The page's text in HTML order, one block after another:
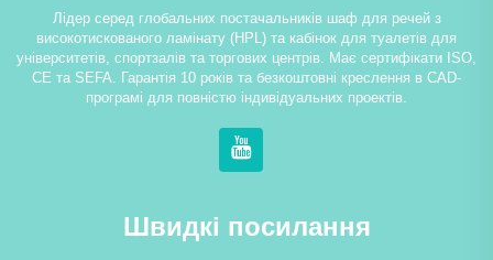
Лідер серед глобальних постачальників шаф для речей з
високотискованого ламінату (HPL) та кабінок для туалетів для
університетів, спортзалів та торгових центрів. Має сертифікати ISO,
CE та SEFA. Гарантія 10 років та безкоштовні креслення в CAD-
програмі для повністю індивідуальних проектів.
Швидкі посилання